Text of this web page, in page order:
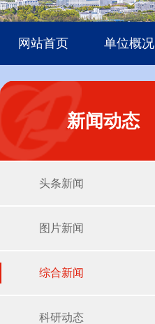
网站首页 单位概况
新闻动态
头条新闻
图片新闻
综合新闻
科研动态